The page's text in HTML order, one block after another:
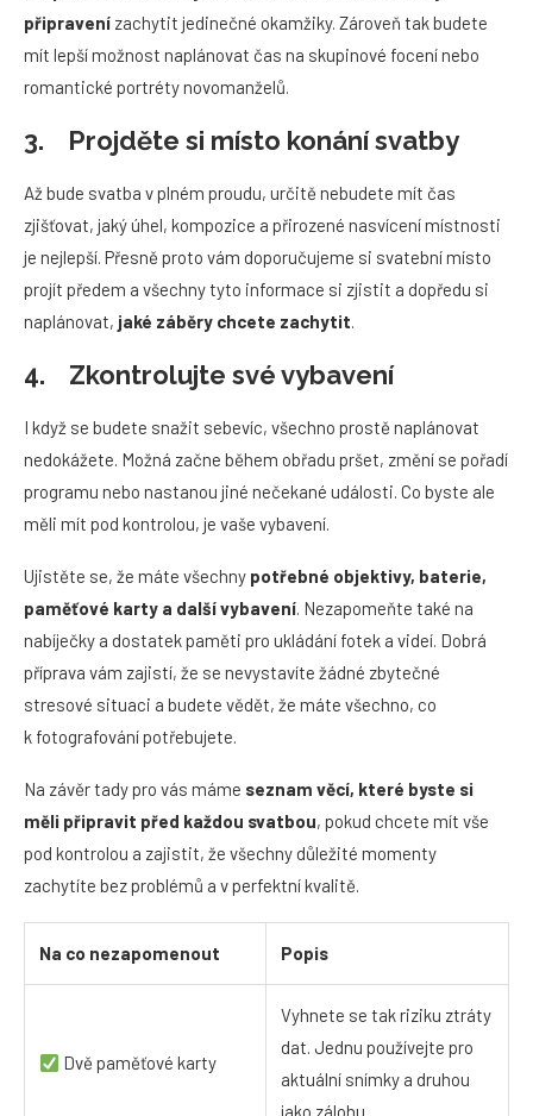
připravení zachytit jedinečné okamžiky. Zároveň tak budete
mít lepší možnost naplánovat čas na skupinové focení nebo
romantické portréty novomanželů.
3. Projděte si místo konání svatby
Až bude svatba v plném proudu, určitě nebudete mít čas
zjišťovat, jaký úhel, kompozice a přirozené nasvícení místnosti
je nejlepší. Přesně proto vám doporučujeme si svatební místo
projít předem a všechny tyto informace si zjistit a dopředu si
naplánovat, jaké záběry chcete zachytit.
4. Zkontrolujte své vybavení
I když se budete snažit sebevíc, všechno prostě naplánovat
nedokážete. Možná začne během obřadu pršet, změní se pořadí
programu nebo nastanou jiné nečekané události. Co byste ale
měli mít pod kontrolou, je vaše vybavení.
Ujistěte se, že máte všechny potřebné objektivy, baterie,
paměťové karty a další vybavení. Nezapomeňte také na
nabíječky a dostatek paměti pro ukládání fotek a videí. Dobrá
příprava vám zajistí, že se nevystavíte žádné zbytečné
stresové situaci a budete vědět, že máte všechno, co
k fotografování potřebujete.
Na závěr tady pro vás máme seznam věcí, které byste si
měli připravit před každou svatbou, pokud chcete mít vše
pod kontrolou a zajistit, že všechny důležité momenty
zachytíte bez problémů a v perfektní kvalitě.
Na co nezapomenout Popis
Dvě paměťové karty
Vyhnete se tak riziku ztráty
dat. Jednu používejte pro
aktuální snímky a druhou
jako zálohu.